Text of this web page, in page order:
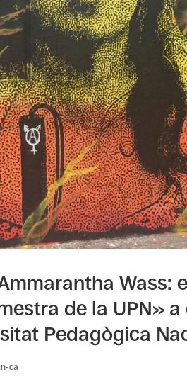
Wass:
de la UPN»
Pedagògica
ca